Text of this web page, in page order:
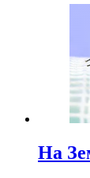
На